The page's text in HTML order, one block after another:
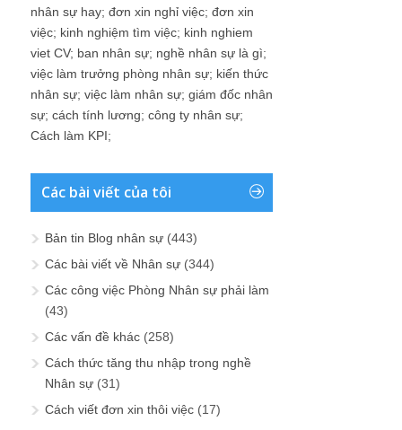
nhân sự hay; đơn xin nghỉ việc; đơn xin
việc; kinh nghiệm tìm việc; kinh nghiem
viet CV; ban nhân sự; nghề nhân sự là gì;
việc làm trưởng phòng nhân sự; kiến thức
nhân sự; việc làm nhân sự; giám đốc nhân
sự; cách tính lương; công ty nhân sự;
Cách làm KPI;
Các bài viết của tôi
Bản tin Blog nhân sự (443)
Các bài viết về Nhân sự (344)
Các công việc Phòng Nhân sự phải làm
(43)
Các vấn đề khác (258)
Cách thức tăng thu nhập trong nghề
Nhân sự (31)
Cách viết đơn xin thôi việc (17)